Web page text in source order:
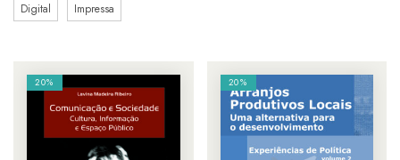
Digital Impressa
20% 20%